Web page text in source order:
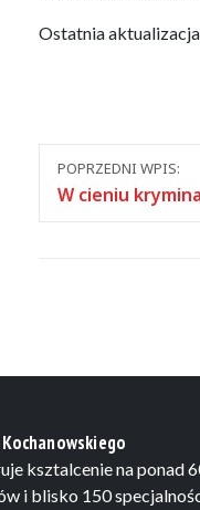
Ostatnia
Nawigacja
między
POPRZEDNI WPIS:
W cieniu
ksztalcenie na ponad
i blisko 150